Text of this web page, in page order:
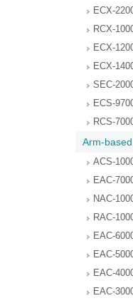
ECX-
RCX-
ECX-
ECX-
SEC-
ECS-
RCS-
Arm-
ACS-
EAC-
NAC-
RAC-
EAC-
EAC-
EAC-
EAC-